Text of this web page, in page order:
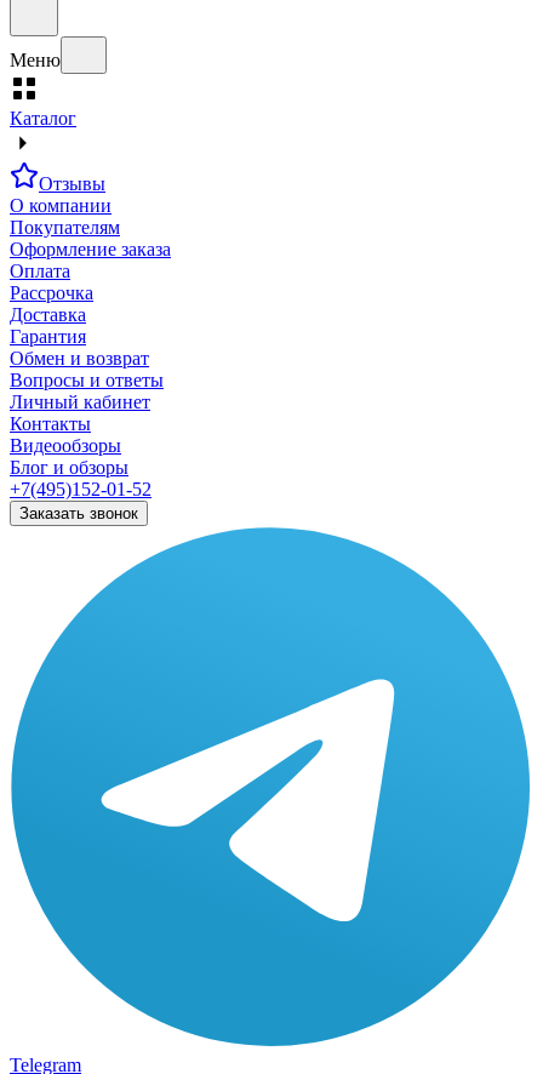
Меню
Каталог
Отзывы
О компании
Покупателям
Оформление заказа
Оплата
Рассрочка
Доставка
Гарантия
Обмен и возврат
Вопросы и ответы
Личный кабинет
Контакты
Видеообзоры
Блог и обзоры
+7(495)152-01-52
Заказать звонок
Telegram